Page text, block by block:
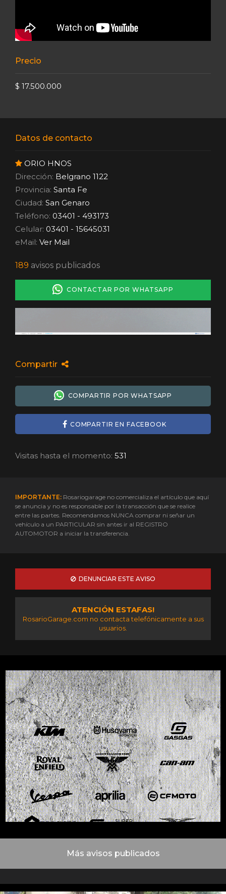
Precio
$ 17.500.000
Datos de contacto
ORIO HNOS
Dirección: Belgrano 1122
Provincia: Santa Fe
Ciudad: San Genaro
Teléfono: 03401 - 493173
Celular: 03401 - 15645031
eMail: Ver Mail
189 avisos publicados
CONTACTAR POR WHATSAPP
Compartir
COMPARTIR POR WHATSAPP
COMPARTIR EN FACEBOOK
Visitas hasta el momento: 531
IMPORTANTE: Rosariogarage no comercializa el artículo que aquí
se anuncia y no es responsable por la transacción que se realice
entre las partes. Recomendamos NUNCA comprar ni señar un
vehículo a un PARTICULAR sin antes ir al REGISTRO
AUTOMOTOR a iniciar la transferencia.
DENUNCIAR ESTE AVISO
ATENCIÓN ESTAFAS!
RosarioGarage.com no contacta telefónicamente a sus
usuarios.
Más avisos publicados